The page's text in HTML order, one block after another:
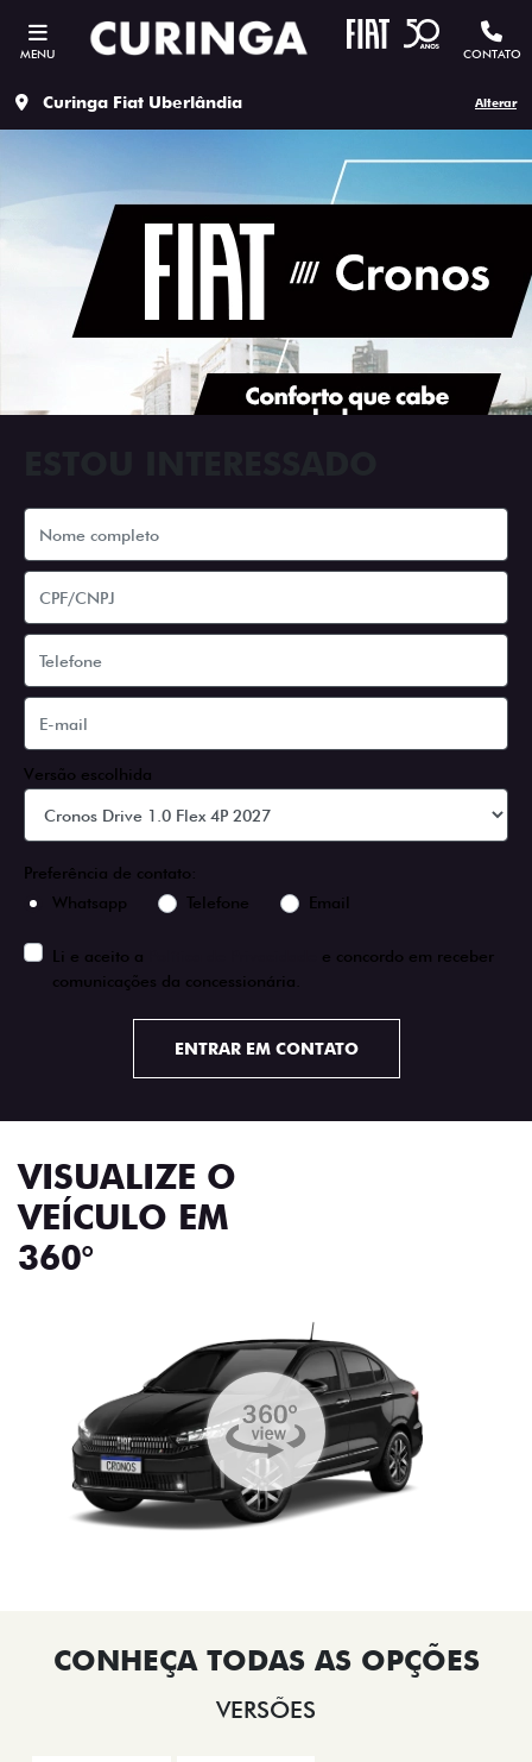
MENU CONTATO
Curinga Fiat Uberlândia Alterar
Versão escolhida
Preferência de contato:
Whatsapp
Telefone Email
Li e aceito a
e concordo em receber
comunicações da concessionária.
ENTRAR EM CONTATO
VISUALIZE O
VEÍCULO EM
360°
VERSÕES